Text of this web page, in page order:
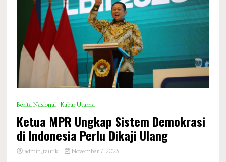
Berita Nasional Kabar Utama
Ketua MPR Ungkap Sistem Demokrasi
di Indonesia Perlu Dikaji Ulang
admin_taufik November 7, 2023